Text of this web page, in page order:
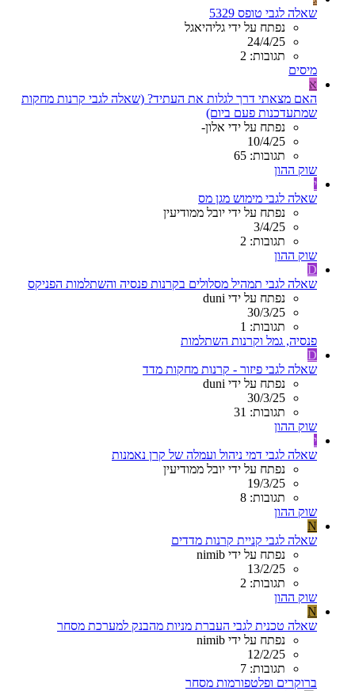
שאלה לגבי טופס 5329
נפתח על ידי גליהיאגל
24/4/25
תגובות: 2
מיסים
א
האם מצאתי דרך לגלות את העתיד? (שאלה לגבי קרנות מחקות
שמתעדכנות פעם ביום)
נפתח על ידי אלון-
10/4/25
תגובות: 65
שוק ההון
י
שאלה לגבי מימוש מגן מס
נפתח על ידי יובל ממודיעין
3/4/25
תגובות: 2
שוק ההון
D
שאלה לגבי תמהיל מסלולים בקרנות פנסיה והשתלמות הפניקס
נפתח על ידי duni
30/3/25
תגובות: 1
פנסיה, גמל וקרנות השתלמות
D
שאלה לגבי פיזור - קרנות מחקות מדד
נפתח על ידי duni
30/3/25
תגובות: 31
שוק ההון
י
שאלה לגבי דמי ניהול ועמלה של קרן נאמנות
נפתח על ידי יובל ממודיעין
19/3/25
תגובות: 8
שוק ההון
N
שאלה לגבי קניית קרנות מדדים
נפתח על ידי nimib
13/2/25
תגובות: 2
שוק ההון
N
שאלה טכנית לגבי העברת מניות מהבנק למערכת מסחר
נפתח על ידי nimib
12/2/25
תגובות: 7
ברוקרים ופלטפורמות מסחר